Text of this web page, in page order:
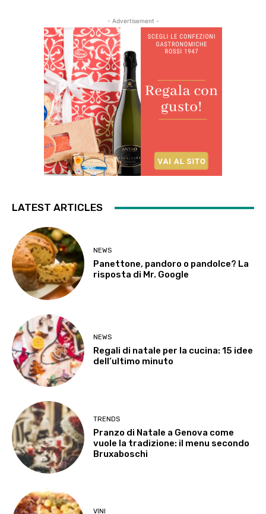
- Advertisement -
LATEST ARTICLES
NEWS
Panettone, pandoro o pandolce? La
risposta di Mr. Google
NEWS
Regali di natale per la cucina: 15 idee
dell’ultimo minuto
TRENDS
Pranzo di Natale a Genova come
vuole la tradizione: il menu secondo
Bruxaboschi
VINI